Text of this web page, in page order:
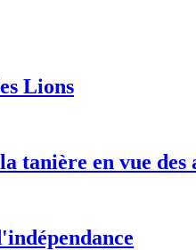
Lions
tanière en vue